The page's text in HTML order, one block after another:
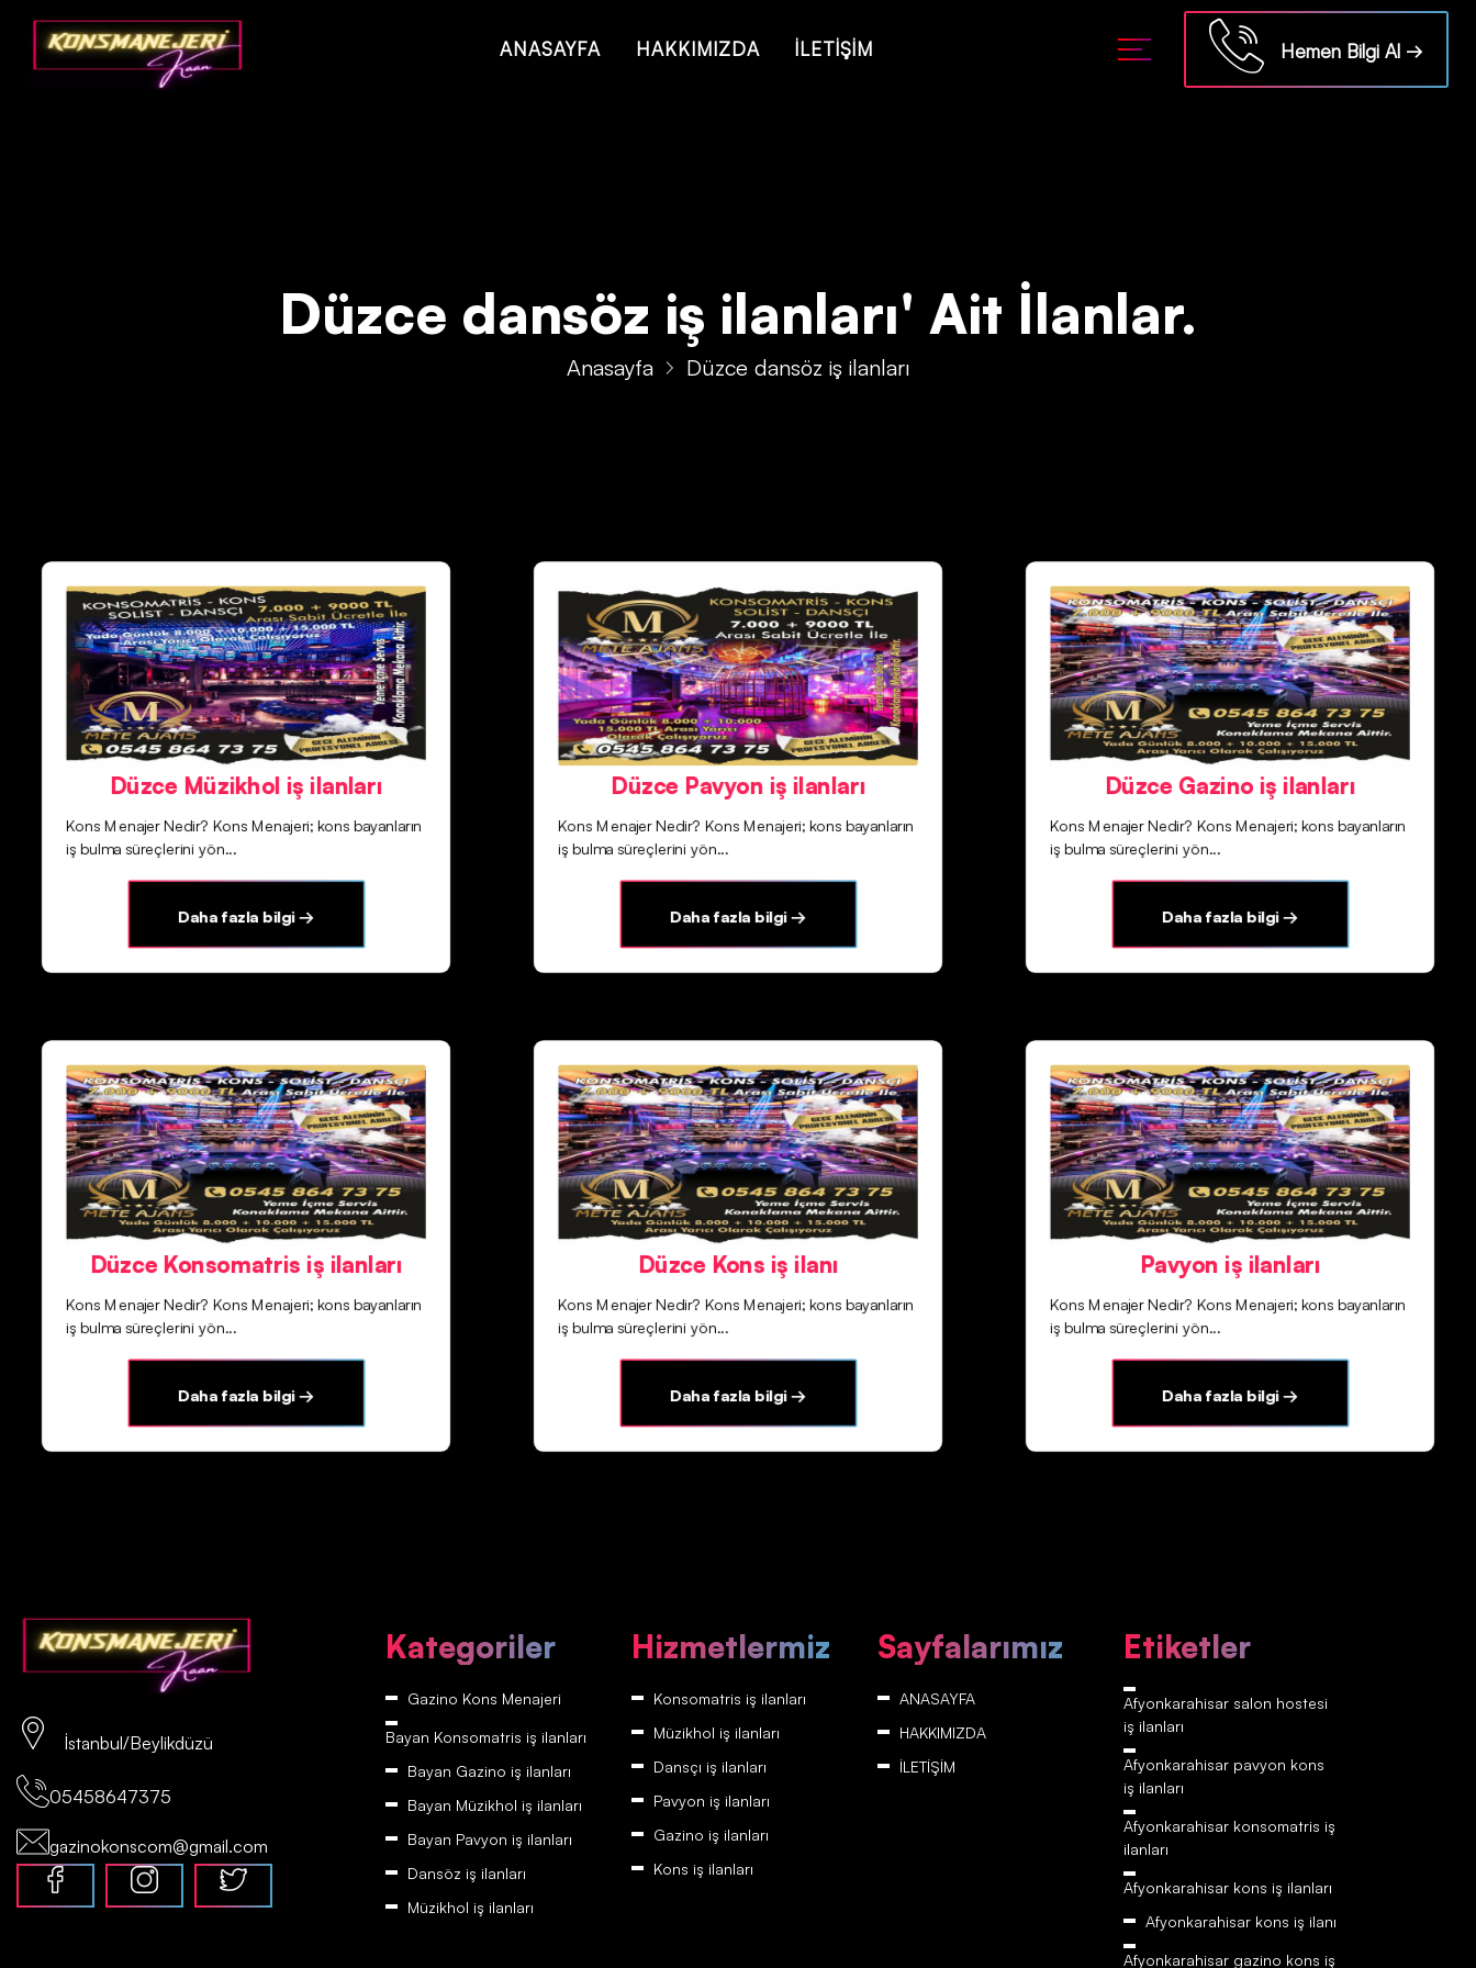
Deprecated: json_decode(): Passing null to parameter #1 ($json) of type string is deprecated in/home/konsmenajericom/public_html/api/kontrol/etiket.php on line18
ANASAYFA HAKKIMIZDA İLETİŞİM Hemen Bilgi Al →
Düzce dansöz iş ilanları' Ait İlanlar.
Anasayfa Düzce dansöz iş ilanları
Düzce Müzikhol iş ilanları
Kons Menajer Nedir? Kons Menajeri; kons bayanların
iş bulma süreçlerini yön...
Daha fazla bilgi →
Düzce Pavyon iş ilanları
Kons Menajer Nedir? Kons Menajeri; kons bayanların
iş bulma süreçlerini yön...
Daha fazla bilgi →
Düzce Gazino iş ilanları
Kons Menajer Nedir? Kons Menajeri; kons bayanların
iş bulma süreçlerini yön...
Daha fazla bilgi →
Düzce Konsomatris iş ilanları
Kons Menajer Nedir? Kons Menajeri; kons bayanların
iş bulma süreçlerini yön...
Daha fazla bilgi →
Düzce Kons iş ilanı
Kons Menajer Nedir? Kons Menajeri; kons bayanların
iş bulma süreçlerini yön...
Daha fazla bilgi →
Pavyon iş ilanları
Kons Menajer Nedir? Kons Menajeri; kons bayanların
iş bulma süreçlerini yön...
Daha fazla bilgi →
İstanbul/Beylikdüzü
05458647375
gazinokonscom@gmail.com
Kategoriler
Gazino Kons Menajeri
Bayan Konsomatris iş ilanları
Bayan Gazino iş ilanları
Bayan Müzikhol iş ilanları
Bayan Pavyon iş ilanları
Dansöz iş ilanları
Müzikhol iş ilanları
Hizmetlermiz
Konsomatris iş ilanları
Müzikhol iş ilanları
Dansçı iş ilanları
Pavyon iş ilanları
Gazino iş ilanları
Kons iş ilanları
Sayfalarımız
ANASAYFA
HAKKIMIZDA
İLETİŞİM
Etiketler
Afyonkarahisar‎‎‎‎ salon hostesi
iş ilanları
Afyonkarahisar‎‎‎‎ pavyon kons
iş ilanları
Afyonkarahisar‎‎‎‎ konsomatris iş
ilanları
Afyonkarahisar‎‎‎‎ kons iş ilanları
Afyonkarahisar‎‎‎‎ kons iş ilanı
Afyonkarahisar‎‎‎‎ gazino kons iş